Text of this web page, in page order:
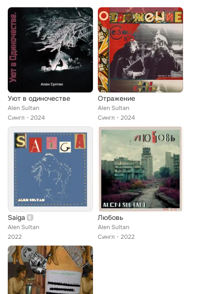
Уют в одиночестве
Alen Sultan
Сингл
2024
Отражение
Alen Sultan
Сингл
2024
Saiga
Alen Sultan
2022
Любовь
Alen Sultan
Сингл
2022